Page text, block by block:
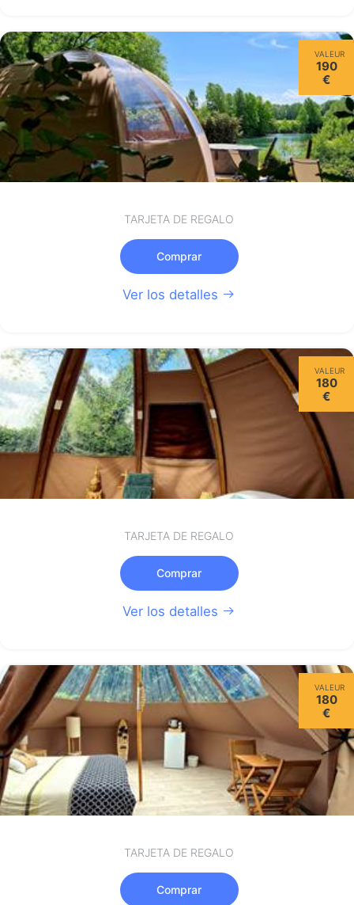
VALEUR
190
€
TARJETA DE REGALO
Comprar
Ver los detalles
VALEUR
180
€
TARJETA DE REGALO
Comprar
Ver los detalles
VALEUR
180
€
TARJETA DE REGALO
Comprar